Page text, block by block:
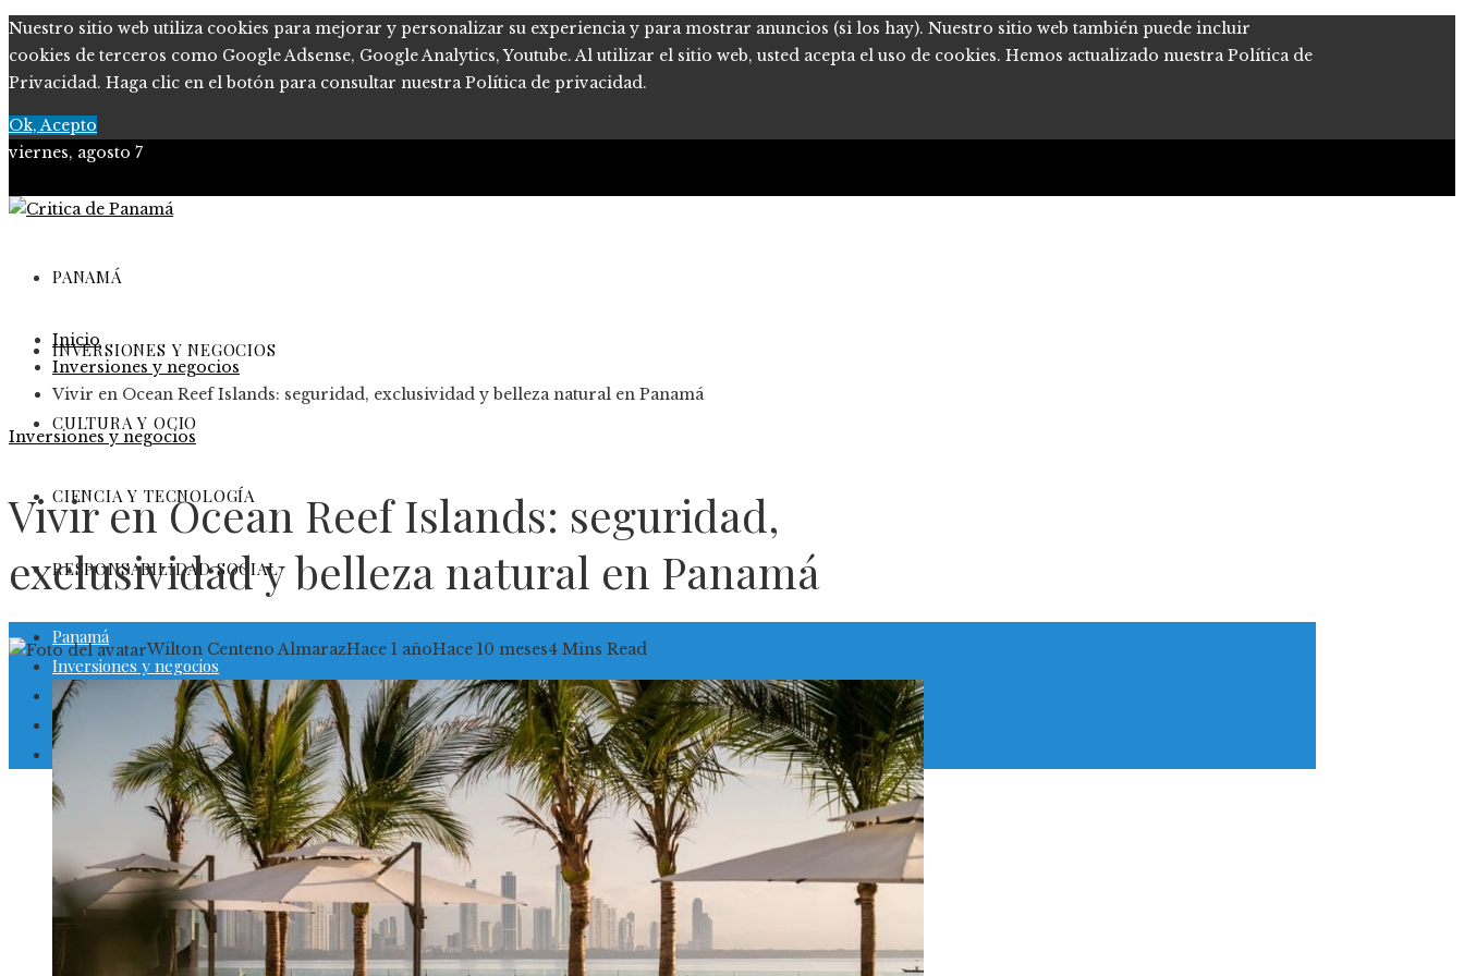
Nuestro sitio web utiliza cookies para mejorar y personalizar su experiencia y para mostrar anuncios (si los hay). Nuestro sitio web también puede incluir
cookies de terceros como Google Adsense, Google Analytics, Youtube. Al utilizar el sitio web, usted acepta el uso de cookies. Hemos actualizado nuestra Política de
Privacidad. Haga clic en el botón para consultar nuestra Política de privacidad.
Ok, Acepto
viernes, agosto 7
PANAMÁ
INVERSIONES Y NEGOCIOS
CULTURA Y OCIO
CIENCIA Y TECNOLOGÍA
RESPONSABILIDAD SOCIAL
Panamá
Inversiones y negocios
Cultura y ocio
Ciencia y tecnología
Responsabilidad social
Inicio
Inversiones y negocios
Vivir en Ocean Reef Islands: seguridad, exclusividad y belleza natural en Panamá
Inversiones y negocios
Vivir en Ocean Reef Islands: seguridad,
exclusividad y belleza natural en Panamá
Wilton Centeno AlmarazHace 1 añoHace 10 meses4 Mins Read